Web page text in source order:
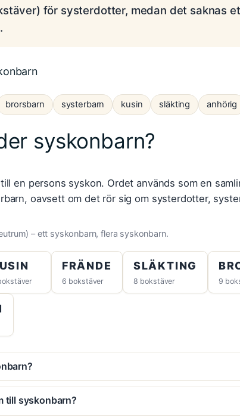
för systerdotter, medan det saknas
brorsbarn systerbarn kusin släkting anhörig
syskonbarn?
en persons syskon. Ordet används som en
oavsett om det rör sig om systerdotter,
– ett syskonbarn, flera syskonbarn.
FRÄNDE
6 bokstäver
SLÄKTING
8 bokstäver 9
till syskonbarn?